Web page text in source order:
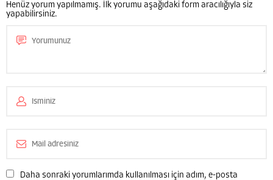
Henüz yorum yapılmamış. İlk yorumu aşağıdaki form aracılığıyla siz
yapabilirsiniz.
Daha sonraki yorumlarımda kullanılması için adım, e-posta